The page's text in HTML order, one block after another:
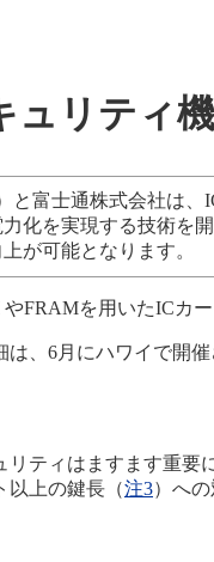
ュリティ
と富士通株式会社は、
化を実現する技術を
が可能となります。
FRAMを用いたICカ
、6月にハワイで開
ティはますます重
以上の鍵長（注3）へ